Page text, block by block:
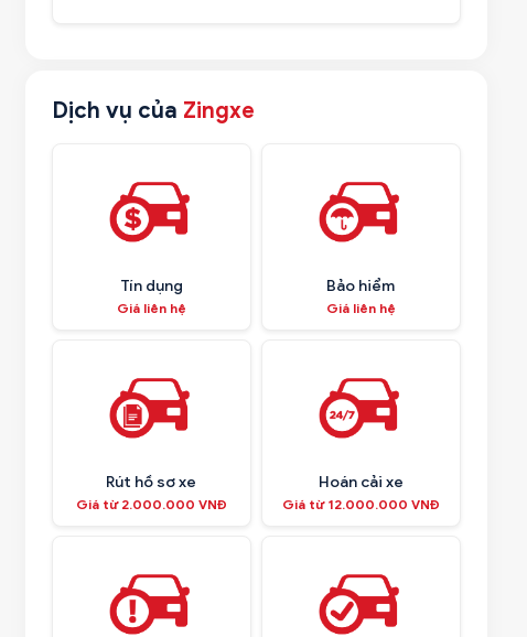
Dịch vụ của Zingxe
Tín dụng
Giá liên hệ
Bảo hiểm
Giá liên hệ
Rút hồ sơ xe
Giá từ 2.000.000 VNĐ
Hoán cải xe
Giá từ 12.000.000 VNĐ